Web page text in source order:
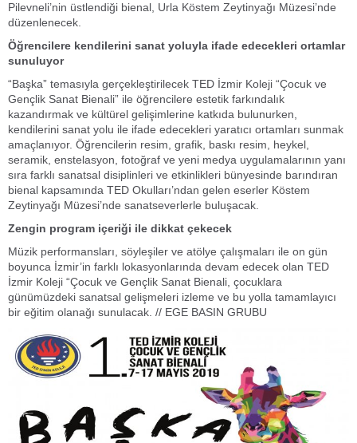
Pilevneli’nin üstlendiği bienal, Urla Köstem Zeytinyağı Müzesi’nde
düzenlenecek.
Öğrencilere kendilerini sanat yoluyla ifade edecekleri ortamlar
sunuluyor
“Başka” temasıyla gerçekleştirilecek TED İzmir Koleji “Çocuk ve
Gençlik Sanat Bienali” ile öğrencilere estetik farkındalık
kazandırmak ve kültürel gelişimlerine katkıda bulunurken,
kendilerini sanat yolu ile ifade edecekleri yaratıcı ortamları sunmak
amaçlanıyor. Öğrencilerin resim, grafik, baskı resim, heykel,
seramik, enstelasyon, fotoğraf ve yeni medya uygulamalarının yanı
sıra farklı sanatsal disiplinleri ve etkinlikleri bünyesinde barındıran
bienal kapsamında TED Okulları’ndan gelen eserler Köstem
Zeytinyağı Müzesi’nde sanatseverlerle buluşacak.
Zengin program içeriği ile dikkat çekecek
Müzik performansları, söyleşiler ve atölye çalışmaları ile on gün
boyunca İzmir’in farklı lokasyonlarında devam edecek olan TED
İzmir Koleji “Çocuk ve Gençlik Sanat Bienali, çocuklara
günümüzdeki sanatsal gelişmeleri izleme ve bu yolla tamamlayıcı
bir eğitim olanağı sunulacak. // EGE BASIN GRUBU